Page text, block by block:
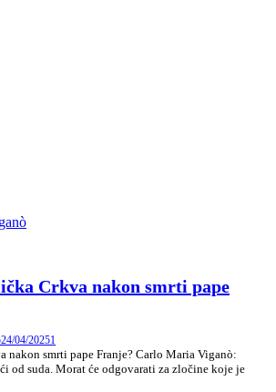
Crkva nakon smrti pape
24/04/20251
nakon smrti pape Franje? Carlo Maria Viganò:
od suda. Morat će odgovarati za zločine koje je